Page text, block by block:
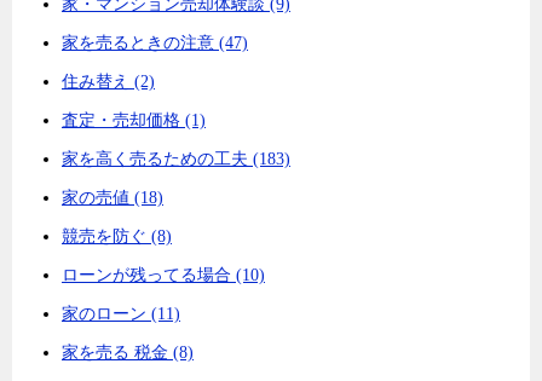
家・マンション売却体験談 (9)
家を売るときの注意 (47)
住み替え (2)
査定・売却価格 (1)
家を高く売るための工夫 (183)
家の売値 (18)
競売を防ぐ (8)
ローンが残ってる場合 (10)
家のローン (11)
家を売る 税金 (8)